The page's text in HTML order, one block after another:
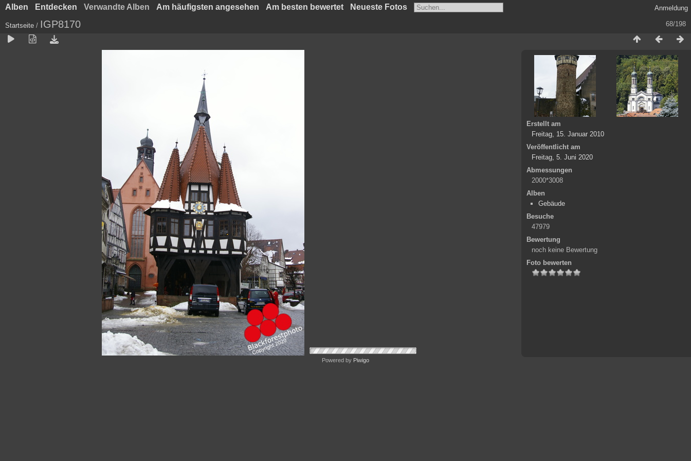
Alben Entdecken Verwandte Alben Am häufigsten angesehen Am besten bewertet Neueste Fotos Anmeldung
68/198
Startseite / IGP8170
Erstellt am
Freitag, 15. Januar 2010
Veröffentlicht am
Freitag, 5. Juni 2020
Abmessungen
2000*3008
Alben
Gebäude
Besuche
47979
Bewertung
noch keine Bewertung
Foto bewerten
Powered by Piwigo